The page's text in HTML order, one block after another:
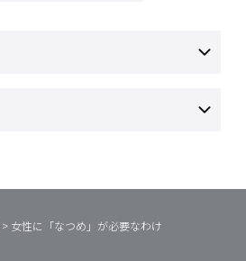
> 女性に「なつめ」が必要なわけ